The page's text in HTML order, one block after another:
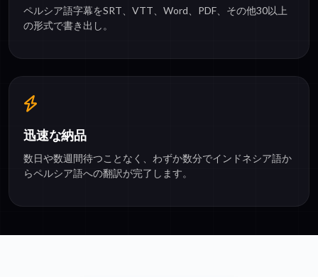
ペルシア語字幕をSRT、VTT、Word、PDF、その他30以上
の形式で書き出し。
迅速な納品
数日や数週間待つことなく、わずか数分でインドネシア語か
らペルシア語への翻訳が完了します。